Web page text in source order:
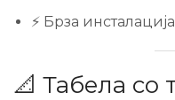
⚡ Брза инсталација
📐 Табела со